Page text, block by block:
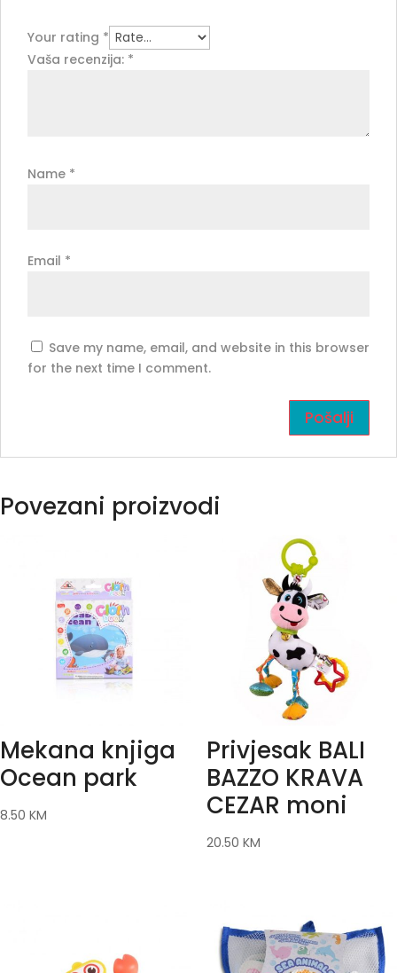
Your rating *
Vaša recenzija: *
Name *
Email *
Save my name, email, and website in this browser
for the next time I comment.
Povezani proizvodi
Mekana knjiga
Ocean park
8.50 KM
Privjesak BALI
BAZZO KRAVA
CEZAR moni
20.50 KM